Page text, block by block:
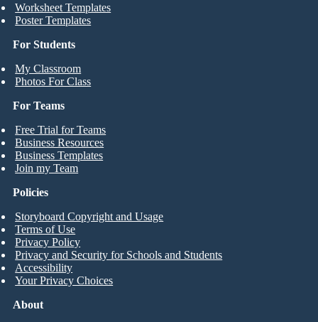
For Students
My Classroom
Photos For Class
Worksheet Templates
Poster Templates
For Teams
Free Trial for Teams
Business Resources
Business Templates
Join my Team
About
Policies
Storyboard Copyright and Usage
Terms of Use
Privacy Policy
Privacy and Security for Schools and Students
Accessibility
Your Privacy Choices